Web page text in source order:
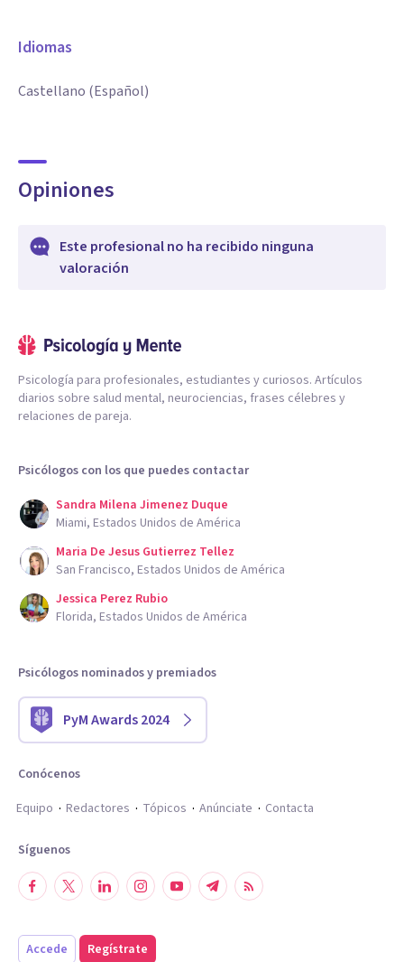
Idiomas
Castellano (Español)
Opiniones
Este profesional no ha recibido ninguna
valoración
Psicología para profesionales, estudiantes y curiosos. Artículos
diarios sobre salud mental, neurociencias, frases célebres y
relaciones de pareja.
Psicólogos con los que puedes contactar
Sandra Milena Jimenez Duque
Miami, Estados Unidos de América
Maria De Jesus Gutierrez Tellez
San Francisco, Estados Unidos de América
Jessica Perez Rubio
Florida, Estados Unidos de América
Psicólogos nominados y premiados
PyM Awards 2024
Conócenos
Equipo
Redactores Tópicos Anúnciate Contacta
Síguenos
Accede Regístrate